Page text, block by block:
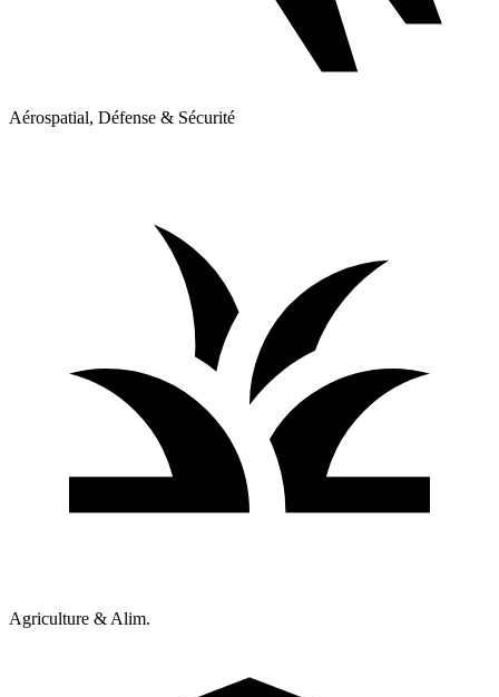
Aérospatial, Défense & Sécurité
Agriculture & Alim.